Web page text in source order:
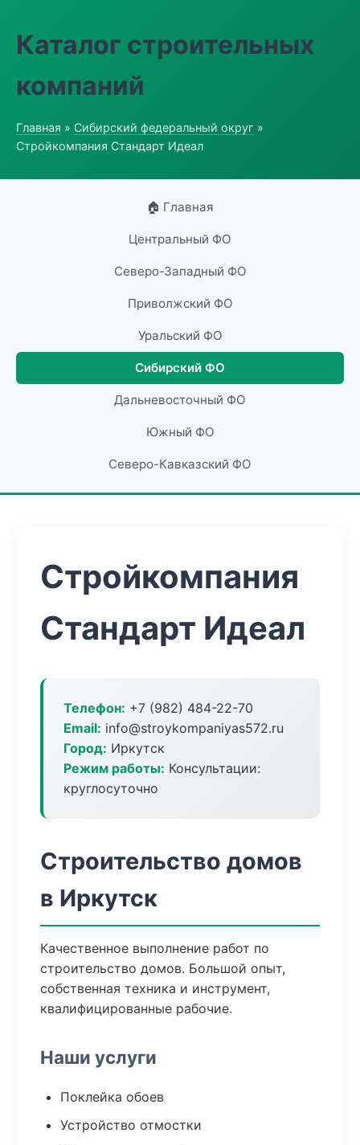
Каталог строительных
компаний
Главная » Сибирский федеральный округ »
Стройкомпания Стандарт Идеал
🏠 Главная
Центральный ФО
Северо-Западный ФО
Приволжский ФО
Уральский ФО
Сибирский ФО
Дальневосточный ФО
Южный ФО
Северо-Кавказский ФО
Стройкомпания
Стандарт Идеал
Телефон: +7 (982) 484-22-70
Email: info@stroykompaniyas572.ru
Город: Иркутск
Режим работы: Консультации:
круглосуточно
Строительство домов
в Иркутск
Качественное выполнение работ по
строительство домов. Большой опыт,
собственная техника и инструмент,
квалифицированные рабочие.
Наши услуги
Поклейка обоев
Устройство отмостки